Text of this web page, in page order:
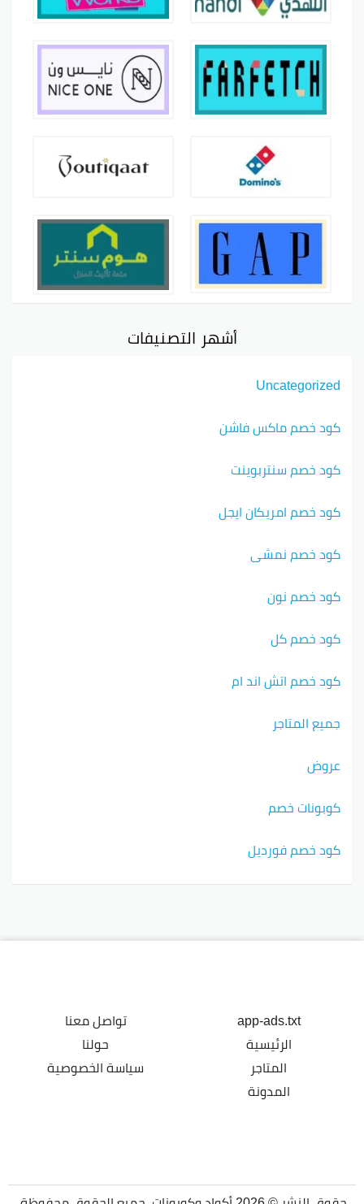
أشهر التصنيفات
Uncategorized
كود خصم ماكس فاشن
كود خصم سنتربوينت
كود خصم امريكان ايجل
كود خصم نمشي
كود خصم نون
كود خصم كل
كود خصم اتش اند ام
جميع المتاجر
عروض
كوبونات خصم
كود خصم فورديل
app-ads.txt
الرئيسية
المتاجر
المدونة
تواصل معنا
حولنا
سياسة الخصوصية